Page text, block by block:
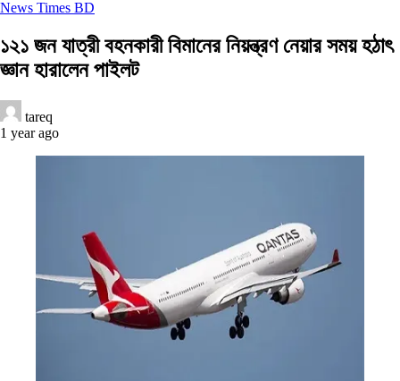
News Times BD
১২১ জন যাত্রী বহনকারী বিমানের নিয়ন্ত্রণ নেয়ার সময় হঠাৎ
জ্ঞান হারালেন পাইলট
tareq
1 year ago